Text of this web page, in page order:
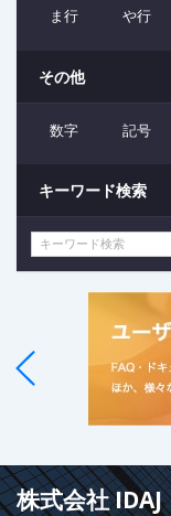
ま行
や行
その他
数字 記号
キーワード検索
株式会社 IDAJ